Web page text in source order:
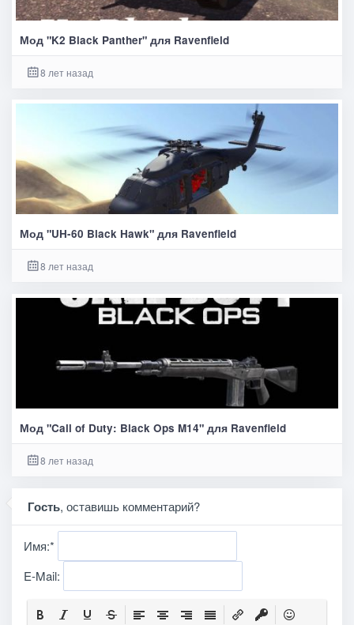
Мод "K2 Black Panther" для Ravenfield
8 лет назад
Мод "UH-60 Black Hawk" для Ravenfield
8 лет назад
Мод "Call of Duty: Black Ops M14" для Ravenfield
8 лет назад
Гость, оставишь комментарий?
Имя:*
E-Mail: